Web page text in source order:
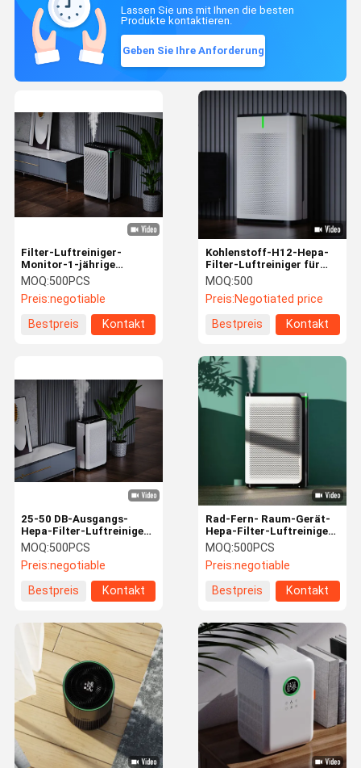
Zu Hause Produkte Über Uns
Lassen Sie uns mit Ihnen die besten
Produkte kontaktieren.
Geben Sie Ihre Anforderung
Kohlenstoff-H12-Hepa-
Filter-Luftreiniger für
Rauchstaubpollen
MOQ:500
Preis:Negotiated price
Bestpreis
Kontakt
Filter-Luftreiniger-
Monitor-1-jährige
Fernsteuerungsgarantie
50DB HEPA
MOQ:500PCS
Preis:negotiable
Bestpreis
Kontakt
Rad-Fern- Raum-Gerät-
Hepa-Filter-Luftreiniger
mit WiFi ETL
MOQ:500PCS
Preis:negotiable
Bestpreis
Kontakt
25-50 DB-Ausgangs-
Hepa-Filter-Luftreiniger
mit UVlampen-Spray-
Befeuchtung FCC
MOQ:500PCS
Preis:negotiable
Bestpreis
Kontakt